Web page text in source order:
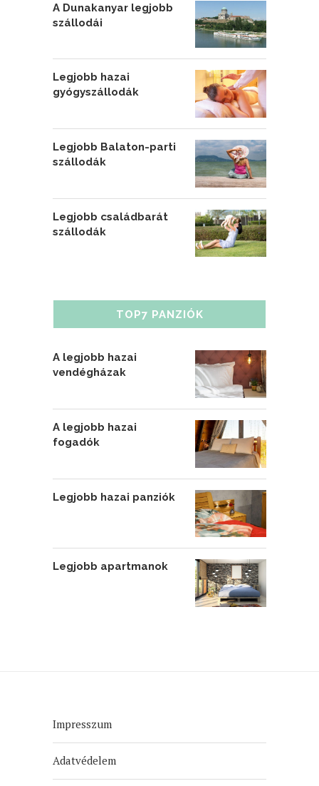
A Dunakanyar legjobb
szállodái
Legjobb hazai
gyógyszállodák
Legjobb Balaton-parti
szállodák
Legjobb családbarát
szállodák
TOP7 PANZIÓK
A legjobb hazai
vendégházak
A legjobb hazai
fogadók
Legjobb hazai panziók
Legjobb apartmanok
Impresszum
Adatvédelem